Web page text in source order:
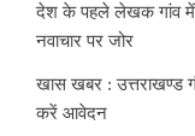
देश के पहले लेखक गांव में
नवाचार पर जोर
खास खबर : उत्तराखण्ड
करें आवेदन